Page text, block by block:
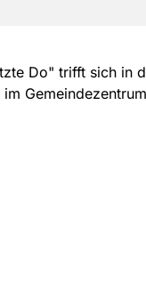
Do" trifft sich in